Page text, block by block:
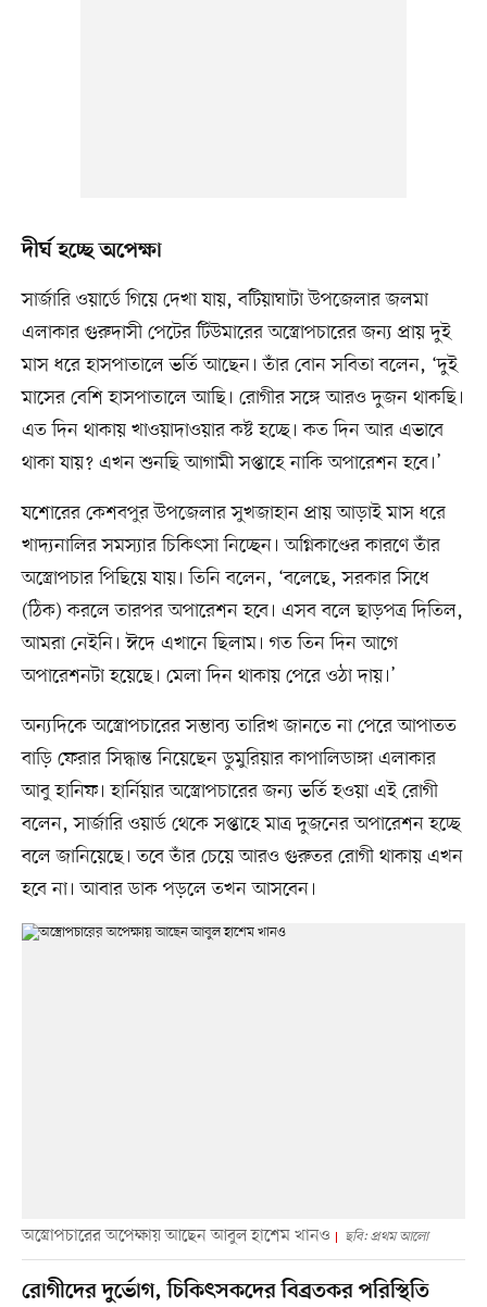
দীর্ঘ হচ্ছে অপেক্ষা
সার্জারি ওয়ার্ডে গিয়ে দেখা যায়, বটিয়াঘাটা উপজেলার জলমা
এলাকার গুরুদাসী পেটের টিউমারের অস্ত্রোপচারের জন্য প্রায় দুই
মাস ধরে হাসপাতালে ভর্তি আছেন। তাঁর বোন সবিতা বলেন, ‘দুই
মাসের বেশি হাসপাতালে আছি। রোগীর সঙ্গে আরও দুজন থাকছি।
এত দিন থাকায় খাওয়াদাওয়ার কষ্ট হচ্ছে। কত দিন আর এভাবে
থাকা যায়? এখন শুনছি আগামী সপ্তাহে নাকি অপারেশন হবে।’
যশোরের কেশবপুর উপজেলার সুখজাহান প্রায় আড়াই মাস ধরে
খাদ্যনালির সমস্যার চিকিৎসা নিচ্ছেন। অগ্নিকাণ্ডের কারণে তাঁর
অস্ত্রোপচার পিছিয়ে যায়। তিনি বলেন, ‘বলেছে, সরকার সিধে
(ঠিক) করলে তারপর অপারেশন হবে। এসব বলে ছাড়পত্র দিতিল,
আমরা নেইনি। ঈদে এখানে ছিলাম। গত তিন দিন আগে
অপারেশনটা হয়েছে। মেলা দিন থাকায় পেরে ওঠা দায়।’
অন্যদিকে অস্ত্রোপচারের সম্ভাব্য তারিখ জানতে না পেরে আপাতত
বাড়ি ফেরার সিদ্ধান্ত নিয়েছেন ডুমুরিয়ার কাপালিডাঙ্গা এলাকার
আবু হানিফ। হার্নিয়ার অস্ত্রোপচারের জন্য ভর্তি হওয়া এই রোগী
বলেন, সার্জারি ওয়ার্ড থেকে সপ্তাহে মাত্র দুজনের অপারেশন হচ্ছে
বলে জানিয়েছে। তবে তাঁর চেয়ে আরও গুরুতর রোগী থাকায় এখন
হবে না। আবার ডাক পড়লে তখন আসবেন।
অস্ত্রোপচারের অপেক্ষায় আছেন আবুল হাশেম খানও ছবি: প্রথম আলো
রোগীদের দুর্ভোগ, চিকিৎসকদের বিব্রতকর পরিস্থিতি